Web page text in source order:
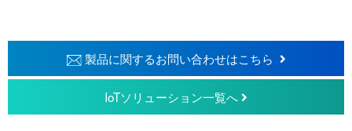
製品に関するお問い合わせはこちら
IoTソリューション一覧へ